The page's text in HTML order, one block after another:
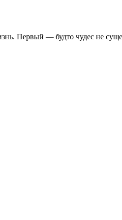
Первый — будто чудес не